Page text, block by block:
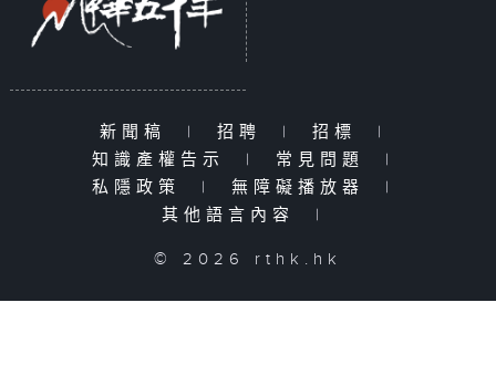
新聞稿 | 招聘 | 招標
|
知識產權告示
| 常見問題
|
私隱政策
| 無障礙播放器
|
其他語言內容
|
© 2026 rthk.hk